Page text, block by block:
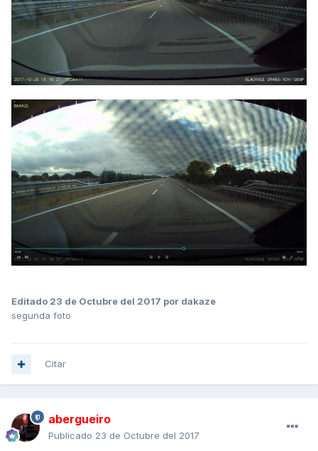
Editado 23 de Octubre del 2017 por dakaze
segunda foto
Citar
abergueiro
Publicado 23 de Octubre del 2017